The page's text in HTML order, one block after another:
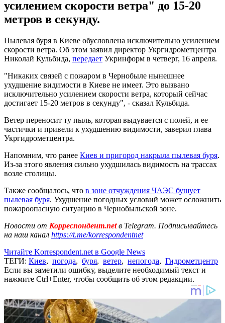
усилением скорости ветра" до 15-20
метров в секунду.
Пылевая буря в Киеве обусловлена исключительно усилением
скорости ветра. Об этом заявил директор Укргидрометцентра
Николай Кульбида, передает Укринформ в четверг, 16 апреля.
"Никаких связей с пожаром в Чернобыле нынешнее
ухудшение видимости в Киеве не имеет. Это вызвано
исключительно усилением скорости ветра, который сейчас
достигает 15-20 метров в секунду", - сказал Кульбида.
Ветер переносит ту пыль, которая выдувается с полей, и ее
частички и привели к ухудшению видимости, заверил глава
Укргидрометцентра.
Напомним, что ранее Киев и пригород накрыла пылевая буря.
Из-за этого явления сильно ухудшилась видимость на трассах
возле столицы.
Также сообщалось, что в зоне отчуждения ЧАЭС бушует
пылевая буря. Ухудшение погодных условий может осложнить
пожароопасную ситуацию в Чернобыльской зоне.
Новости от Корреспондент.netв Telegram. Подписывайтесь
на наш канал https://t.me/korrespondentnet
Читайте Korrespondent.net в Google News
ТЕГИ: Киев, погода, буря, ветер, непогода, Гидрометцентр
Если вы заметили ошибку, выделите необходимый текст и
нажмите Ctrl+Enter, чтобы сообщить об этом редакции.